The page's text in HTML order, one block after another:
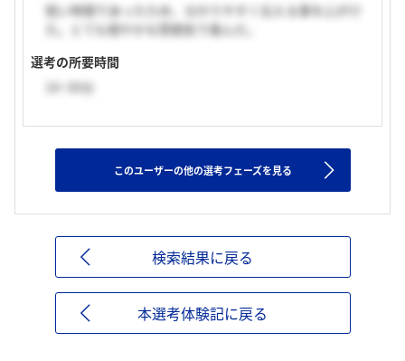
短い時間であったため、分かりやすく伝える事を心がけ
た。とても穏やかな雰囲気で進んだ。
選考の所要時間
16~30分
このユーザーの他の選考フェーズを見る
検索結果に戻る
本選考体験記に戻る